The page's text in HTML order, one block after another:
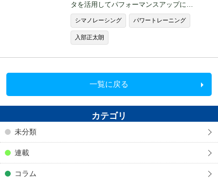
タを活用してパフォーマンスアップに…
シマノレーシング パワートレーニング
入部正太朗
一覧に戻る
カテゴリ
未分類
連載
コラム